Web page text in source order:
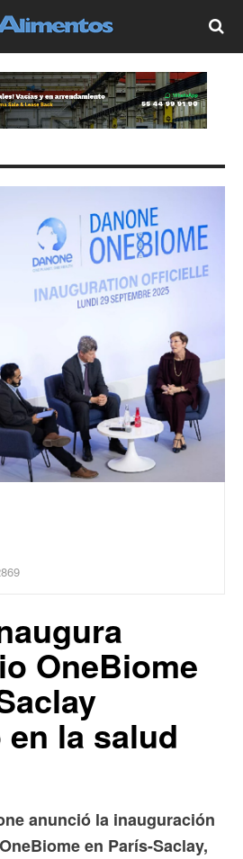
OneBiome
la salud
anunció la inauguración
en París-Saclay,